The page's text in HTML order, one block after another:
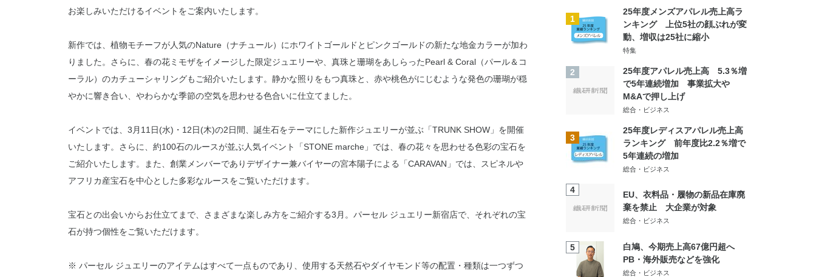
お楽しみいただけるイベントをご案内いたします。
新作では、植物モチーフが人気のNature（ナチュール）にホワイトゴールドとピンクゴールドの新たな地金カラーが加わ
りました。さらに、春の花ミモザをイメージした限定ジュエリーや、真珠と珊瑚をあしらったPearl & Coral（パール＆コ
ーラル）のカチューシャリングもご紹介いたします。静かな照りをもつ真珠と、赤や桃色がにじむような発色の珊瑚が穏
やかに響き合い、やわらかな季節の空気を思わせる色合いに仕立てました。
イベントでは、3月11日(水)・12日(木)の2日間、誕生石をテーマにした新作ジュエリーが並ぶ「TRUNK SHOW」を開催
いたします。さらに、約100石のルースが並ぶ人気イベント「STONE marche」では、春の花々を思わせる色彩の宝石を
ご紹介いたします。また、創業メンバーでありデザイナー兼バイヤーの宮本陽子による「CARAVAN」では、スピネルや
アフリカ産宝石を中心とした多彩なルースをご覧いただけます。
宝石との出会いからお仕立てまで、さまざまな楽しみ方をご紹介する3月。パーセル ジュエリー新宿店で、それぞれの宝
石が持つ個性をご覧いただけます。
※ パーセル ジュエリーのアイテムはすべて一点ものであり、使用する天然石やダイヤモンド等の配置・種類は一つずつ
1
25年度メンズアパレル売上高ラ
ンキング 上位5社の顔ぶれが変
動、増収は25社に縮小
特集
2
25年度アパレル売上高 5.3％増
で5年連続増加 事業拡大や
M&Aで押し上げ
総合・ビジネス
3
25年度レディスアパレル売上高
ランキング 前年度比2.2％増で
5年連続の増加
総合・ビジネス
4
EU、衣料品・履物の新品在庫廃
棄を禁止 大企業が対象
総合・ビジネス
5
白鳩、今期売上高67億円超へ
PB・海外販売などを強化
総合・ビジネス